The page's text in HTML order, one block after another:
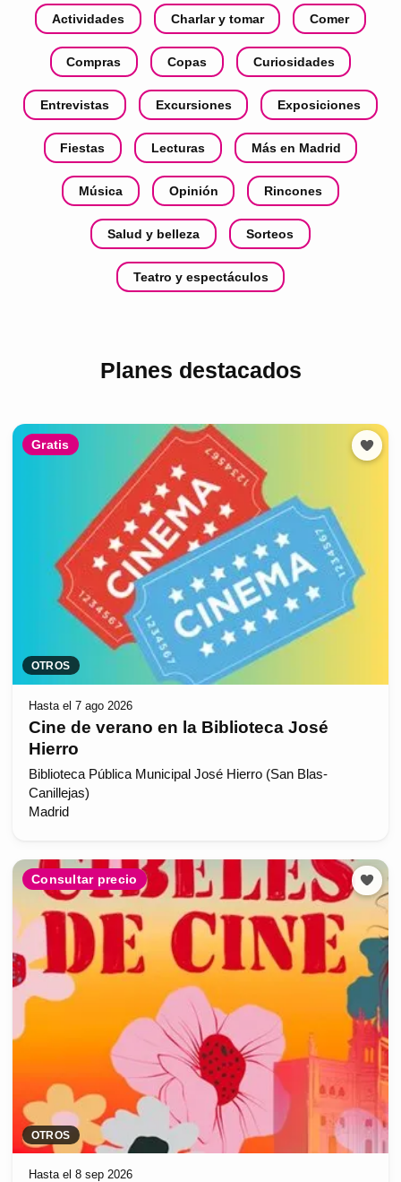
Actividades Charlar y tomar Comer
Compras Copas Curiosidades
Entrevistas Excursiones Exposiciones
Fiestas Lecturas Más en Madrid
Música Opinión Rincones
Salud y belleza Sorteos
Teatro y espectáculos
Planes destacados
Gratis
OTROS
Hasta el 7 ago 2026
Cine de verano en la Biblioteca José
Hierro
Biblioteca Pública Municipal José Hierro (San Blas-
Canillejas)
Madrid
Consultar precio
OTROS
Hasta el 8 sep 2026